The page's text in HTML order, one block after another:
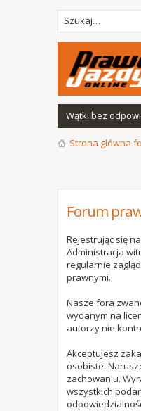
Wątki bez
Strona główna
Forum
Rejestrując się
Administracja
regularnie
prawnymi.
Nasze fora
wydanym na
autorzy nie
Akceptujesz
osobiste.
zachowaniu.
wszystkich